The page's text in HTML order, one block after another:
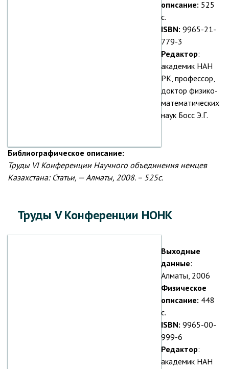
описание: 525
с.
ISBN: 9965-21-
779-3
Редактор:
академик НАН
РК, профессор,
доктор физико-
математических
наук Босс Э.Г.
Библиографическое описание:
Труды VI Конференции Научного объединения немцев
Казахстана: Статьи, — Алматы, 2008. – 525с.
Труды V Конференции НОНК
Выходные
данные:
Алматы, 2006
Физическое
описание: 448
с.
ISBN: 9965-00-
999-6
Редактор:
академик НАН